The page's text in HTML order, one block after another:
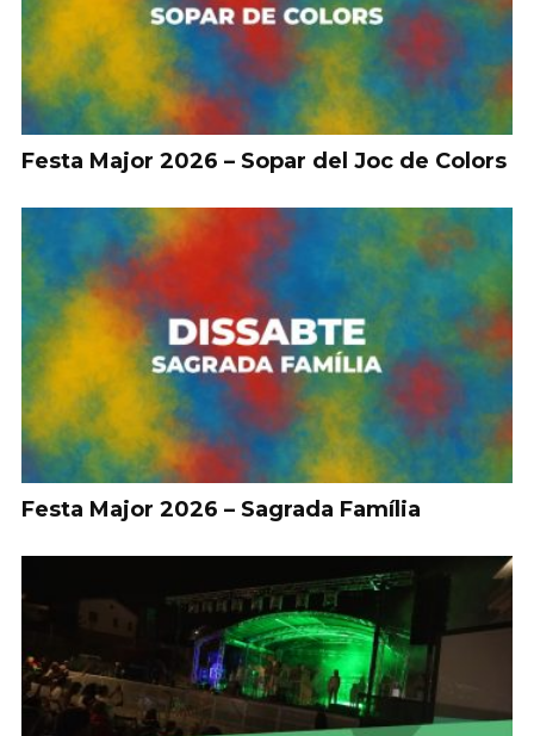
Festa Major 2026 – Sopar del Joc de Colors
Festa Major 2026 – Sagrada Família